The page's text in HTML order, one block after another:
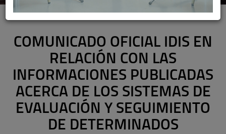
COMUNICADO OFICIAL IDIS EN
RELACIÓN CON LAS
INFORMACIONES PUBLICADAS
ACERCA DE LOS SISTEMAS DE
EVALUACIÓN Y SEGUIMIENTO
DE DETERMINADOS